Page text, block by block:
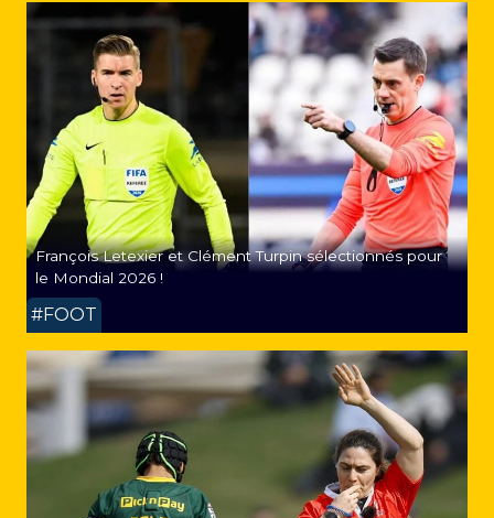
François Letexier et Clément Turpin sélectionnés pour
le Mondial 2026 !
#FOOT